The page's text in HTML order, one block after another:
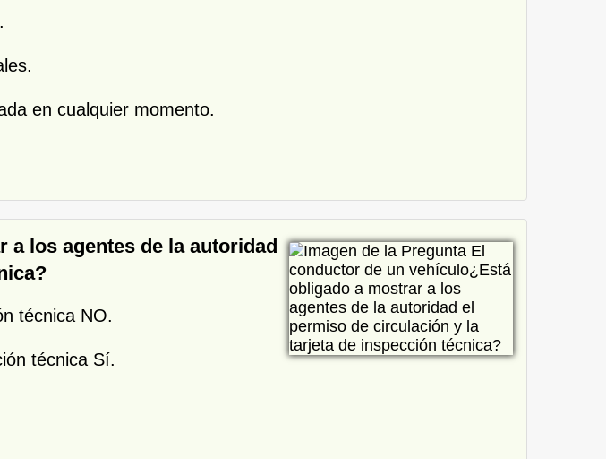
en cualquier momento.
a los agentes de la autoridad
técnica NO.
técnica Sí.